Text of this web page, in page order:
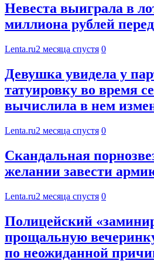
Невеста выиграла в
миллиона рублей
Lenta.ru2 месяца спустя 0
Девушка увидела у
татуировку во время
вычислила в нем
Lenta.ru2 месяца спустя 0
Скандальная
желании завести
Lenta.ru2 месяца спустя 0
Полицейский
прощальную
по неожиданной